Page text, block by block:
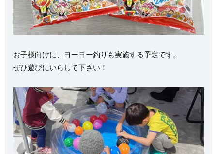
お子様向けに、ヨーヨー釣りも実施する予定です。
ぜひ遊びにいらして下さい！